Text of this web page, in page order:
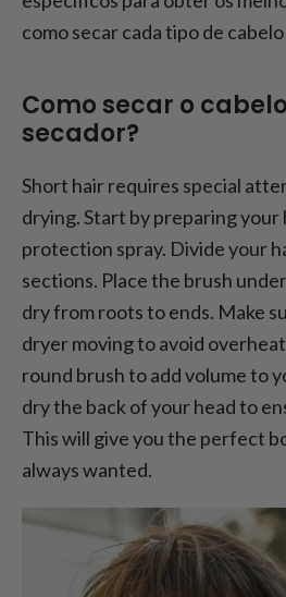
como secar cada tipo de
Como secar o
secador?
Short hair requires special
drying. Start by preparing your
protection spray. Divide your
sections. Place the brush
dry from roots to ends. Make
dryer moving to avoid
round brush to add volume to
dry the back of your head to
This will give you the perfect
always wanted.